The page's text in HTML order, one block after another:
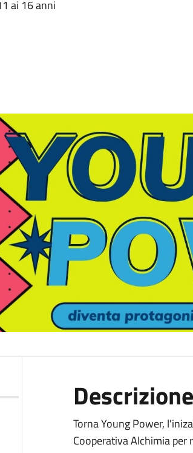
ai 16 anni
Descrizione
Torna Young Power,
Cooperativa Alchimia per